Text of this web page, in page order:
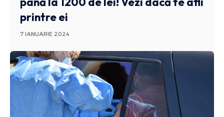
printre ei
7 IANUARIE 2024